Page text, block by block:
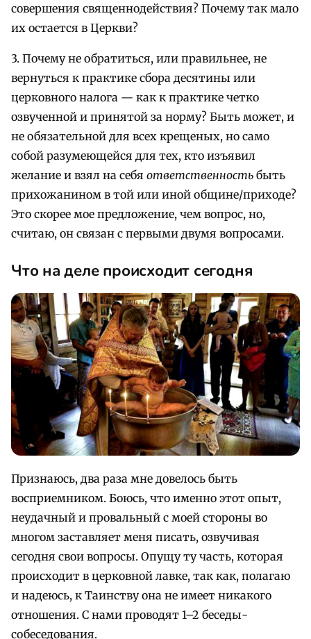
совершения священнодействия? Почему так мало
их остается в Церкви?
3. Почему не обратиться, или правильнее, не
вернуться к практике сбора десятины или
церковного налога — как к практике четко
озвученной и принятой за норму? Быть может, и
не обязательной для всех крещеных, но само
собой разумеющейся для тех, кто изъявил
желание и взял на себя ответственность быть
прихожанином в той или иной общине/приходе?
Это скорее мое предложение, чем вопрос, но,
считаю, он связан с первыми двумя вопросами.
Что на деле происходит сегодня
Признаюсь, два раза мне довелось быть
восприемником. Боюсь, что именно этот опыт,
неудачный и провальный с моей стороны во
многом заставляет меня писать, озвучивая
сегодня свои вопросы. Опущу ту часть, которая
происходит в церковной лавке, так как, полагаю
и надеюсь, к Таинству она не имеет никакого
отношения. С нами проводят 1–2 беседы-
собеседования.